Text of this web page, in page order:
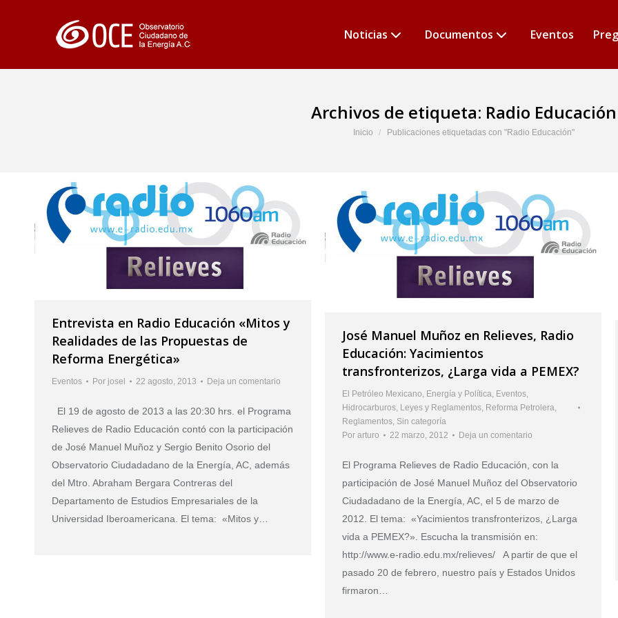
Noticias Documentos Eventos
Archivos de etiqueta: Radio Educación
Estás aquí:
Inicio Publicaciones etiquetadas con "Radio Educación"
Entrevista en Radio Educación «Mitos y
Realidades de las Propuestas de
Reforma Energética»
Eventos Por josel 22 agosto, 2013 Deja un comentario
El 19 de agosto de 2013 a las 20:30 hrs. el Programa
Relieves de Radio Educación contó con la participación
de José Manuel Muñoz y Sergio Benito Osorio del
Observatorio Ciudadadano de la Energía, AC, además
del Mtro. Abraham Bergara Contreras del
Departamento de Estudios Empresariales de la
Universidad Iberoamericana. El tema: «Mitos y…
José Manuel Muñoz en Relieves, Radio
Educación: Yacimientos
transfronterizos, ¿Larga vida a PEMEX?
El Petróleo Mexicano Energía y Política Eventos
Hidrocarburos Leyes y Reglamentos Reforma Petrolera
Reglamentos Sin categoría
Por arturo 22 marzo, 2012 Deja un comentario
El Programa Relieves de Radio Educación, con la
participación de José Manuel Muñoz del Observatorio
Ciudadadano de la Energía, AC, el 5 de marzo de
2012. El tema: «Yacimientos transfronterizos, ¿Larga
vida a PEMEX?». Escucha la transmisión en:
http://www.e-radio.edu.mx/relieves/ A partir de que el
pasado 20 de febrero, nuestro país y Estados Unidos
firmaron…